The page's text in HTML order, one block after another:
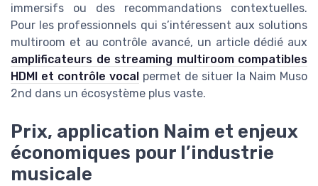
immersifs ou des recommandations contextuelles.
Pour les professionnels qui s’intéressent aux solutions
multiroom et au contrôle avancé, un article dédié aux
amplificateurs de streaming multiroom compatibles
HDMI et contrôle vocal permet de situer la Naim Muso
2nd dans un écosystème plus vaste.
Prix, application Naim et enjeux
économiques pour l’industrie
musicale